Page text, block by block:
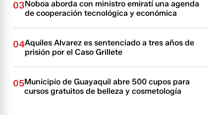
03Noboa aborda con ministro emiratí una agenda
de cooperación tecnológica y económica
04Aquiles Alvarez es sentenciado a tres años de
prisión por el Caso Grillete
05Municipio de Guayaquil abre 500 cupos para
cursos gratuitos de belleza y cosmetología